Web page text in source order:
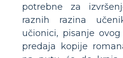
potrebne za
raznih razina
učionici, pisanje
predaja kopije